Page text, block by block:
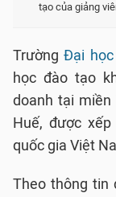
tạo của giảng
TrườngĐại
học đào tạo
doanh tại
Huế, được
quốc gia Việt
Theo thông tin